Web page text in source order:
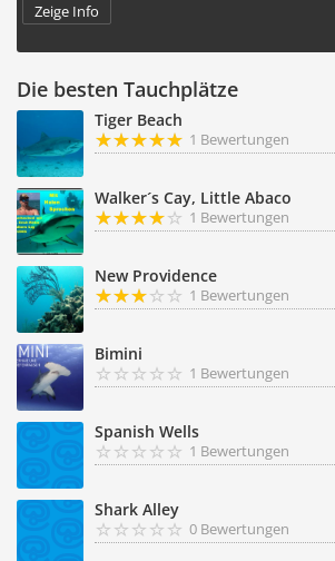
Zeige Info
Die besten Tauchplätze
Tiger Beach
1 Bewertungen
Walker´s Cay, Little Abaco
1 Bewertungen
New Providence
1 Bewertungen
Bimini
1 Bewertungen
Spanish Wells
1 Bewertungen
Shark Alley
0 Bewertungen